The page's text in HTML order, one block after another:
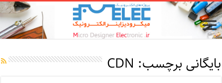
بایگانی برچسب: CDN